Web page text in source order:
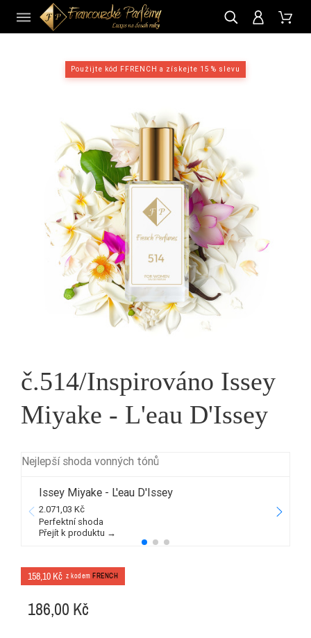
Použijte kód FFRENCH a získejte 15 % slevu
č.514/Inspirováno Issey
Miyake - L'eau D'Issey
Nejlepší shoda vonných tónů
Issey Miyake - L'eau D'Issey
2.071,03 Kč
Perfektní shoda
Přejít k produktu →
158,10 Kč z kodem FRENCH
186,00 Kč
CZ